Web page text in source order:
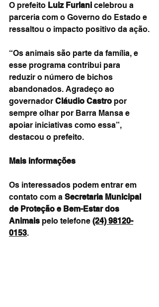
O prefeito Luiz Furlani celebrou a
parceria com o Governo do Estado e
ressaltou o impacto positivo da ação.
“Os animais são parte da família, e
esse programa contribui para
reduzir o número de bichos
abandonados. Agradeço ao
governador Cláudio Castro por
sempre olhar por Barra Mansa e
apoiar iniciativas como essa”,
destacou o prefeito.
Mais informações
Os interessados podem entrar em
contato com a Secretaria Municipal
de Proteção e Bem-Estar dos
Animais pelo telefone (24) 98120-
0153.